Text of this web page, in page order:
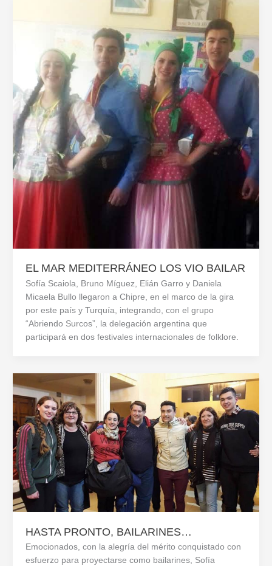
EL MAR MEDITERRÁNEO LOS VIO BAILAR
Sofía Scaiola, Bruno Míguez, Elián Garro y Daniela
Micaela Bullo llegaron a Chipre, en el marco de la gira
por este país y Turquía, integrando, con el grupo
“Abriendo Surcos”, la delegación argentina que
participará en dos festivales internacionales de folklore.
HASTA PRONTO, BAILARINES…
Emocionados, con la alegría del mérito conquistado con
esfuerzo para proyectarse como bailarines, Sofía